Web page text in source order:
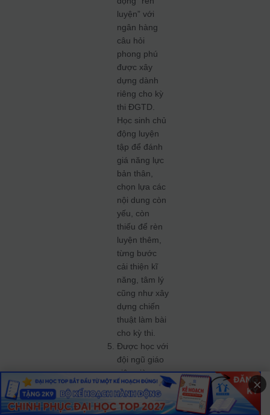
luyện” với
ngân hàng
câu hỏi
phong phú
được xây
dựng dành
riêng cho kỳ
thi ĐGTD.
Học sinh chủ
động luyện
tập để đánh
giá năng lực
bản thân,
chọn lựa các
nội dung còn
yếu, còn
thiếu để rèn
luyện thêm,
từng bước
cải thiện kĩ
năng, tâm lý
cũng như xây
dựng chiến
thuật làm bài
cho kỳ thi.
Được học với
đội ngũ giáo
viên giàu
kinh nghiệm
luyện thi,
được giải
×